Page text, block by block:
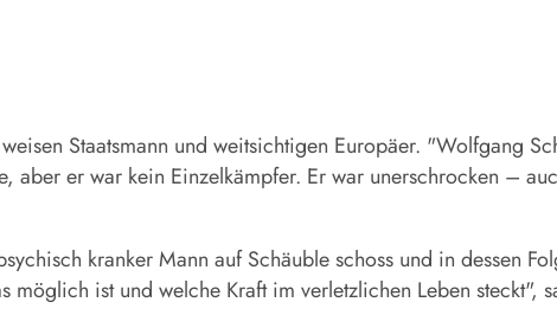
Staatsmann und weitsichtigen Europäer. "Wolfgang
aber er war kein Einzelkämpfer. Er war unerschrocken –
kranker Mann auf Schäuble schoss und in dessen
ist und welche Kraft im verletzlichen Leben steckt",